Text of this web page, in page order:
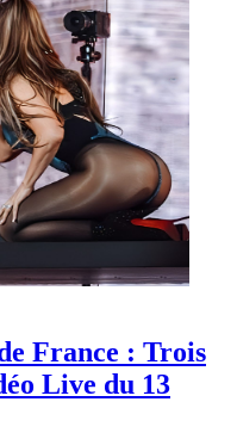
France : Trois
Live du 13